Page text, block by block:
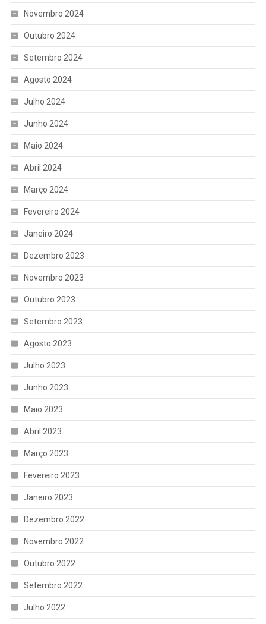
Novembro 2024
Outubro 2024
Setembro 2024
Agosto 2024
Julho 2024
Junho 2024
Maio 2024
Abril 2024
Março 2024
Fevereiro 2024
Janeiro 2024
Dezembro 2023
Novembro 2023
Outubro 2023
Setembro 2023
Agosto 2023
Julho 2023
Junho 2023
Maio 2023
Abril 2023
Março 2023
Fevereiro 2023
Janeiro 2023
Dezembro 2022
Novembro 2022
Outubro 2022
Setembro 2022
Julho 2022